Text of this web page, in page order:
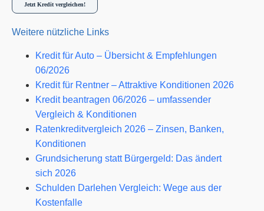
Jetzt Kredit vergleichen!
Weitere nützliche Links
Kredit für Auto – Übersicht & Empfehlungen
06/2026
Kredit für Rentner – Attraktive Konditionen 2026
Kredit beantragen 06/2026 – umfassender
Vergleich & Konditionen
Ratenkreditvergleich 2026 – Zinsen, Banken,
Konditionen
Grundsicherung statt Bürgergeld: Das ändert
sich 2026
Schulden Darlehen Vergleich: Wege aus der
Kostenfalle